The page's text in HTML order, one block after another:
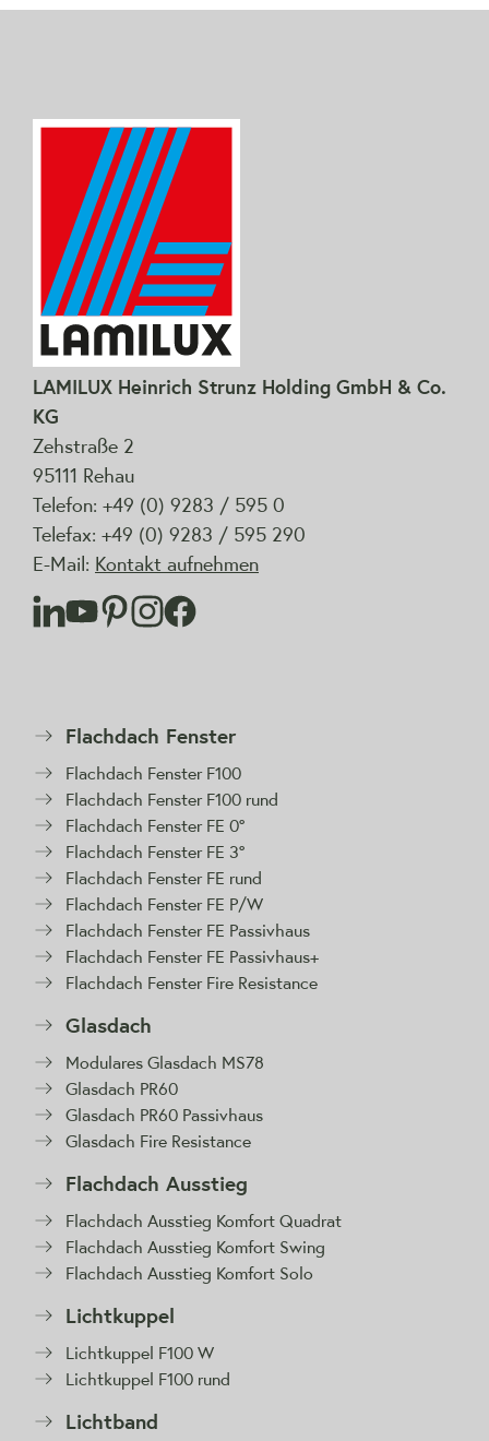
LAMILUX Heinrich Strunz Holding GmbH & Co.
KG
Zehstraße 2
95111 Rehau
Telefon: +49 (0) 9283 / 595 0
Telefax: +49 (0) 9283 / 595 290
E-Mail: Kontakt aufnehmen
Flachdach Fenster
Flachdach Fenster F100
Flachdach Fenster F100 rund
Flachdach Fenster FE 0°
Flachdach Fenster FE 3°
Flachdach Fenster FE rund
Flachdach Fenster FE P/W
Flachdach Fenster FE Passivhaus
Flachdach Fenster FE Passivhaus+
Flachdach Fenster Fire Resistance
Glasdach
Modulares Glasdach MS78
Glasdach PR60
Glasdach PR60 Passivhaus
Glasdach Fire Resistance
Flachdach Ausstieg
Flachdach Ausstieg Komfort Quadrat
Flachdach Ausstieg Komfort Swing
Flachdach Ausstieg Komfort Solo
Lichtkuppel
Lichtkuppel F100 W
Lichtkuppel F100 rund
Lichtband